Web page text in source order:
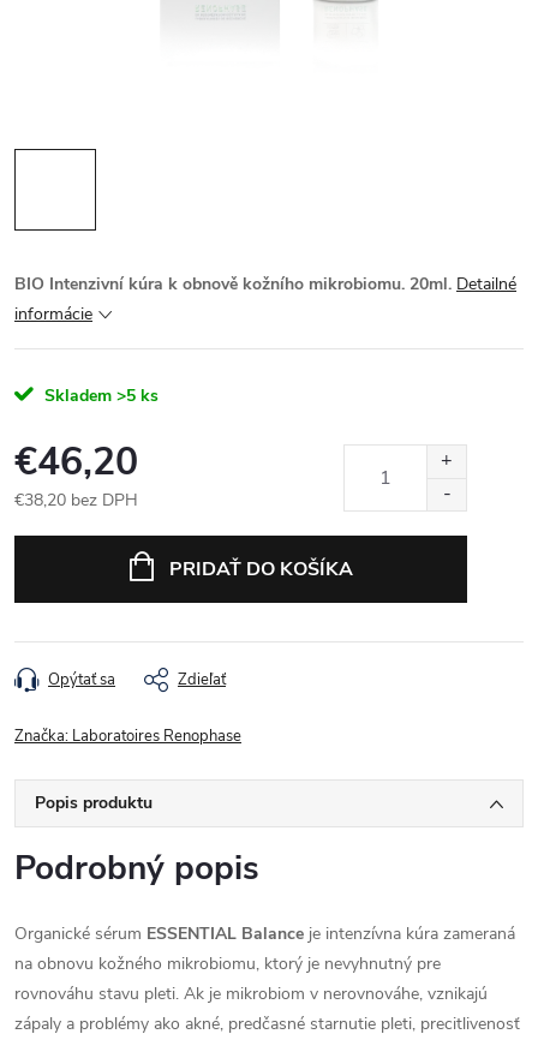
BIO Intenzivní kúra k obnově kožního mikrobiomu. 20ml. Detailné
informácie
Skladem >5 ks
€46,20
€38,20 bez DPH
PRIDAŤ DO KOŠÍKA
Opýtať sa Zdieľať
Značka: Laboratoires Renophase
Popis produktu
Podrobný popis
Organické sérum ESSENTIAL Balance je intenzívna kúra zameraná
na obnovu kožného mikrobiomu, ktorý je nevyhnutný pre
rovnováhu stavu pleti. Ak je mikrobiom v nerovnováhe, vznikajú
zápaly a problémy ako akné, predčasné starnutie pleti, precitlivenosť